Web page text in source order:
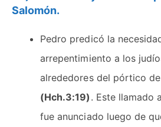
Salomón.
Pedro predicó la
arrepentimiento a los
alrededores del pórtico
(Hch.3:19) . Este llamado
fue anunciado luego de